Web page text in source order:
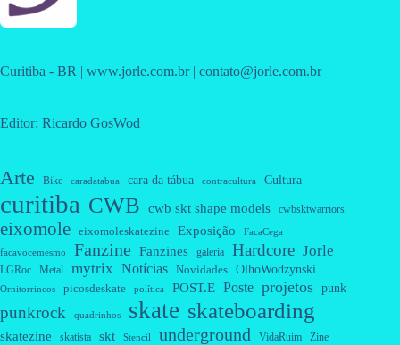
Curitiba - BR | www.jorle.com.br | contato@jorle.com.br
Editor: Ricardo GosWod
Arte Bike caradatabua cara da tábua contracultura Cultura
curitiba CWB cwb skt shape models cwbsktwarriors
eixomole eixomoleskatezine Exposição FacaCega
facavocemesmo Fanzine Fanzines galeria Hardcore Jorle
LGRoc Metal mytrix Notícias Novidades OlhoWodzynski
Ornitorrincos picosdeskate política POST.E Poste projetos punk
punkrock quadrinhos skate skateboarding
skatezine skatista skt Stencil underground VidaRuim Zine